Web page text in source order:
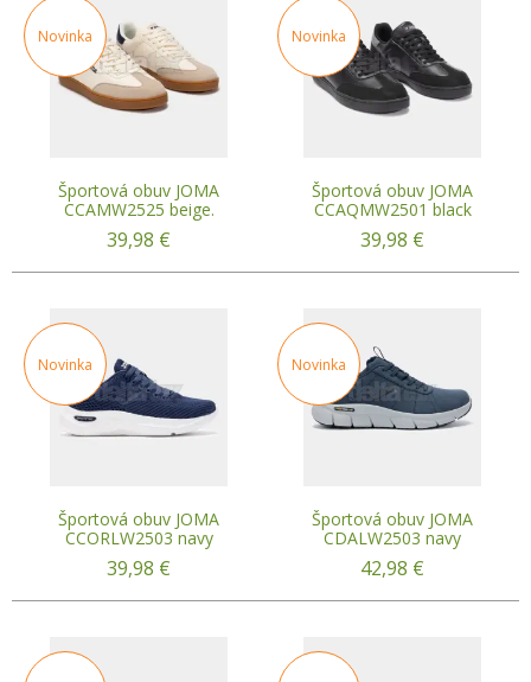
Novinka
Športová obuv JOMA
CCAMW2525 beige.
39,98 €
Novinka
Športová obuv JOMA
CCAQMW2501 black
39,98 €
Novinka
Športová obuv JOMA
CCORLW2503 navy
39,98 €
Novinka
Športová obuv JOMA
CDALW2503 navy
42,98 €